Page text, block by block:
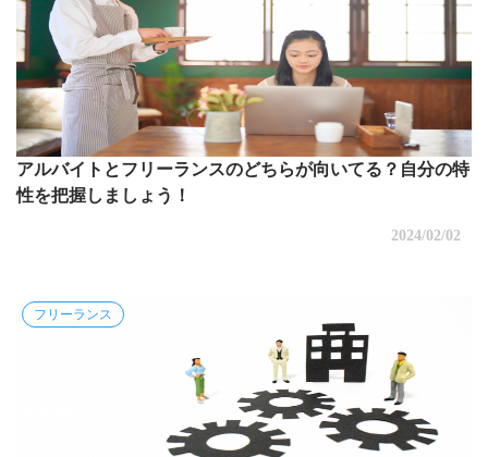
アルバイトとフリーランスのどちらが向いてる？自分の特
性を把握しましょう！
2024/02/02
フリーランス